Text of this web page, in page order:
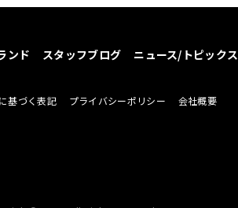
ンド スタッフブログ ニュース/トピックス
基づく表記 プライバシーポリシー 会社概要